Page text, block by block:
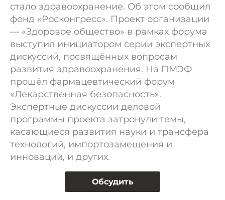
стало здравоохранение. Об этом сообщил
фонд «Росконгресс». Проект организации
— «Здоровое общество» в рамках форума
выступил инициатором серии экспертных
дискуссий, посвящённых вопросам
развития здравоохранения. На ПМЭФ
прошёл фармацевтический форум
«Лекарственная безопасность».
Экспертные дискуссии деловой
программы проекта затронули темы,
касающиеся развития науки и трансфера
технологий, импортозамещения и
инноваций, и других.
Обсудить